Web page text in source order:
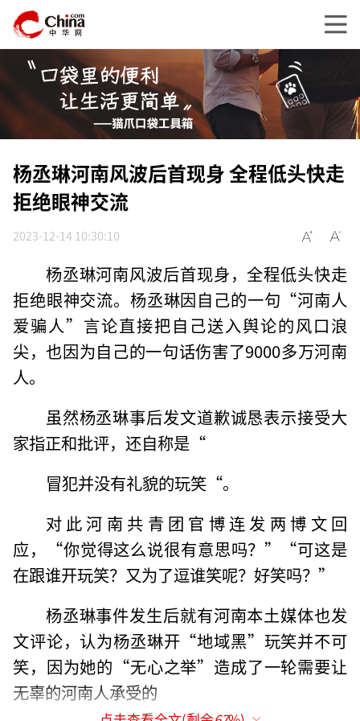
杨丞琳河南风波后首现身 全程低头快走
拒绝眼神交流
2023-12-14 10:30:10
杨丞琳河南风波后首现身，全程低头快走
拒绝眼神交流。杨丞琳因自己的一句“河南人
爱骗人”言论直接把自己送入舆论的风口浪
尖，也因为自己的一句话伤害了9000多万河南
人。
虽然杨丞琳事后发文道歉诚恳表示接受大
家指正和批评，还自称是“
冒犯并没有礼貌的玩笑“。
对此河南共青团官博连发两博文回
应，“你觉得这么说很有意思吗？”“可这是
在跟谁开玩笑？又为了逗谁笑呢？好笑吗？”
杨丞琳事件发生后就有河南本土媒体也发
文评论，认为杨丞琳开“地域黑”玩笑并不可
笑，因为她的“无心之举”造成了一轮需要让
无辜的河南人承受的